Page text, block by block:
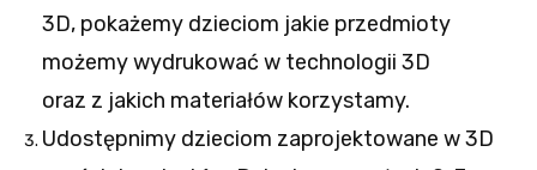
3D, pokażemy dzieciom jakie przedmioty
możemy wydrukować w technologii 3D
oraz z jakich materiałów korzystamy.
Udostępnimy dzieciom zaprojektowane w 3D